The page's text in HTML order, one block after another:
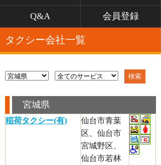
Q&A 会員登録
タクシー会社一覧
宮城県
稲荷タクシー(有)
仙台市青葉
区、仙台市
宮城野区、
仙台市若林